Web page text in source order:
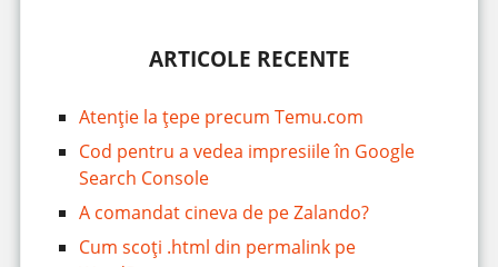
ARTICOLE RECENTE
Atenție la țepe precum Temu.com
Cod pentru a vedea impresiile în Google
Search Console
A comandat cineva de pe Zalando?
Cum scoți .html din permalink pe